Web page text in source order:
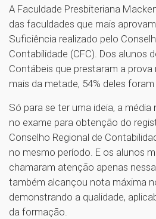
A Faculdade Presbiteriana
das faculdades que mais
Suficiência realizado pelo
Contabilidade (CFC). Dos alunos
Contábeis que prestaram a prova
mais da metade, 54% deles foram
Só para se ter uma ideia, a
no exame para obtenção do
Conselho Regional de
no mesmo período. E os alunos
chamaram atenção apenas
também alcançou nota máxima
demonstrando a qualidade,
da formação.